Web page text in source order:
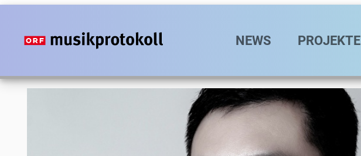
Direkt
Inhalt
Hauptnavigation
NEWS PROJEKTE